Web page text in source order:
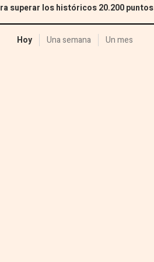
superar los históricos 20.200 puntos
Hoy Una semana Un mes